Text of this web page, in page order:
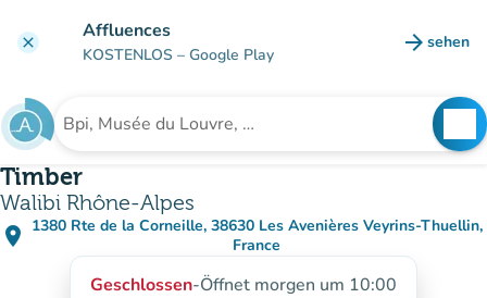
clear Affluences
KOSTENLOS – Google Play arrow_forward sehen
(new
Suche nach einer Einrichtung
Timber
Walibi Rhône-Alpes
place 1380 Rte de la Corneille, 38630 Les Avenières Veyrins-Thuellin,
France
(in Google Maps öffnen)
(new tab)
Geschlossen-Öffnet morgen um 10:00